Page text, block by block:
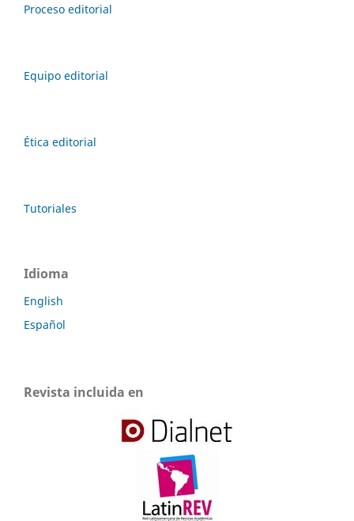
Proceso editorial
Equipo editorial
Ética editorial
Tutoriales
Idioma
English
Español
Revista incluida en